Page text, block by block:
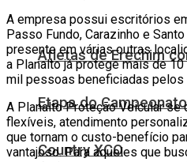
Atletas de Erechim
Etapa do
Country XCO
A empresa possui escritórios
Passo Fundo, Carazinho e
presente em várias outras
a Planalto já protege mais de
mil pessoas beneficiadas
A Planalto Proteção Veicular
flexíveis, atendimento
que tornam o custo-benefício
vantajoso. Para aqueles que